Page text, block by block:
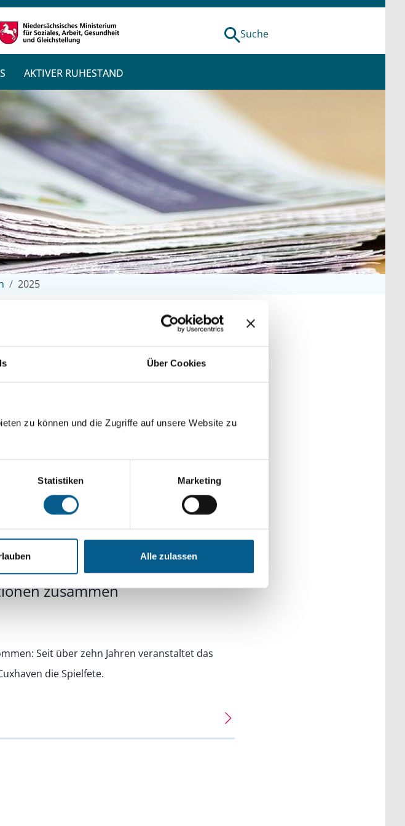
Über Cookies
zu können und die Zugriffe auf unsere Website zu
Statistiken Marketing
Alle zulassen
Suche
AKTIVER RUHESTAND
2025
März Februar Januar
Förderung in
setzen in Hannover ein starkes Zeichen für das
zusammen
Seit über zehn Jahren veranstaltet das
die Spielfete.